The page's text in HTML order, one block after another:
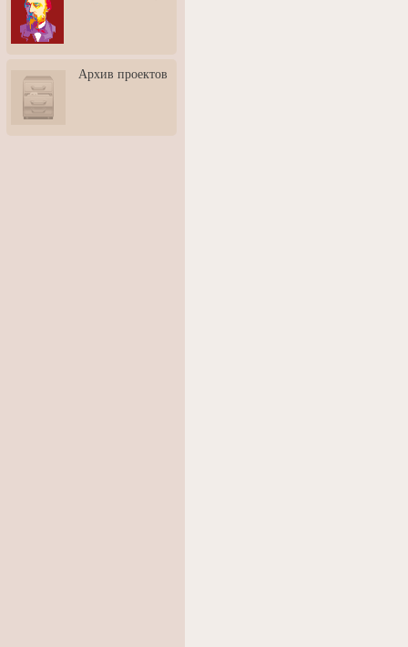
3: Обусловленности
человека и их влияние на
карьеру
скульптором Дмитрием
Тугариновым
АртБульвар в День города
Архив проектов